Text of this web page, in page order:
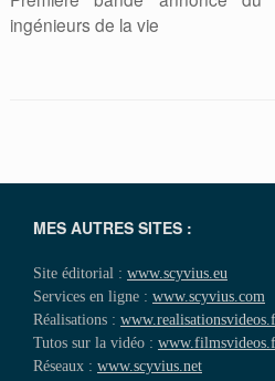
ingénieurs de la vie
MES AUTRES SITES :
Site éditorial : www.scyvius.eu
Services en ligne : www.scyvius.com
Réalisations :
Tutos sur la vidéo :
Réseaux : www.scyvius.net